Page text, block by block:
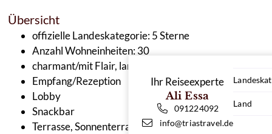
Übersicht
offizielle Landeskategorie: 5 Sterne
Anzahl Wohneinheiten: 30
charmant/mit Flair, landestypischer Stil
Empfang/Rezeption
Lobby
Snackbar
Terrasse, Sonnenterrasse
Ihr Reiseexperte
Ali Essa
091224092
info@triastravel.de
Land